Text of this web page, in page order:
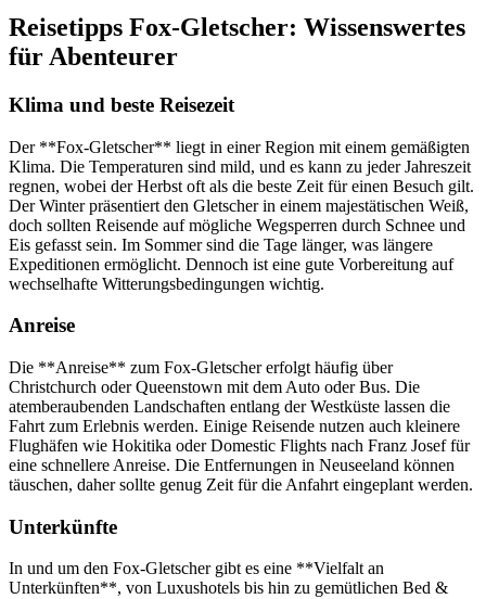
Reisetipps Fox-Gletscher: Wissenswertes
für Abenteurer
Klima und beste Reisezeit
Der **Fox-Gletscher** liegt in einer Region mit einem gemäßigten
Klima. Die Temperaturen sind mild, und es kann zu jeder Jahreszeit
regnen, wobei der Herbst oft als die beste Zeit für einen Besuch gilt.
Der Winter präsentiert den Gletscher in einem majestätischen Weiß,
doch sollten Reisende auf mögliche Wegsperren durch Schnee und
Eis gefasst sein. Im Sommer sind die Tage länger, was längere
Expeditionen ermöglicht. Dennoch ist eine gute Vorbereitung auf
wechselhafte Witterungsbedingungen wichtig.
Anreise
Die **Anreise** zum Fox-Gletscher erfolgt häufig über
Christchurch oder Queenstown mit dem Auto oder Bus. Die
atemberaubenden Landschaften entlang der Westküste lassen die
Fahrt zum Erlebnis werden. Einige Reisende nutzen auch kleinere
Flughäfen wie Hokitika oder Domestic Flights nach Franz Josef für
eine schnellere Anreise. Die Entfernungen in Neuseeland können
täuschen, daher sollte genug Zeit für die Anfahrt eingeplant werden.
Unterkünfte
In und um den Fox-Gletscher gibt es eine **Vielfalt an
Unterkünften**, von Luxushotels bis hin zu gemütlichen Bed &